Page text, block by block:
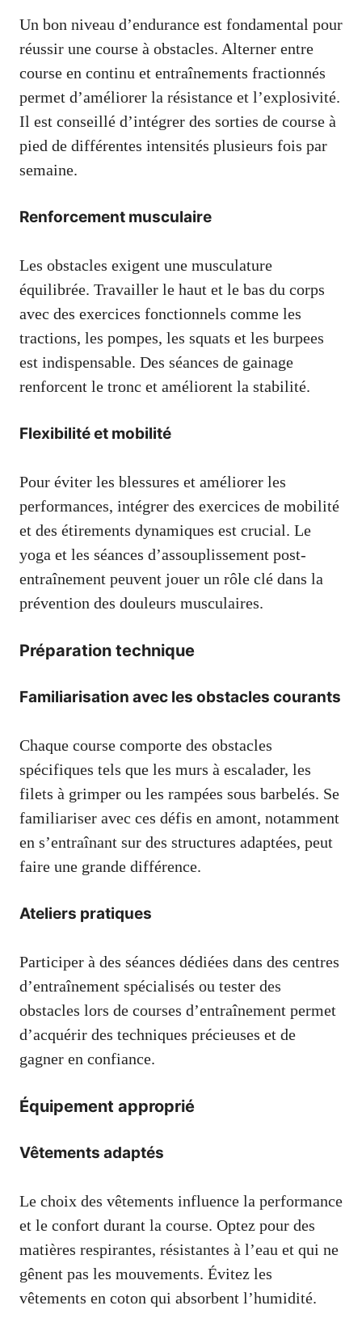
Un bon niveau d’endurance est fondamental pour
réussir une course à obstacles. Alterner entre
course en continu et entraînements fractionnés
permet d’améliorer la résistance et l’explosivité.
Il est conseillé d’intégrer des sorties de course à
pied de différentes intensités plusieurs fois par
semaine.
Renforcement musculaire
Les obstacles exigent une musculature
équilibrée. Travailler le haut et le bas du corps
avec des exercices fonctionnels comme les
tractions, les pompes, les squats et les burpees
est indispensable. Des séances de gainage
renforcent le tronc et améliorent la stabilité.
Flexibilité et mobilité
Pour éviter les blessures et améliorer les
performances, intégrer des exercices de mobilité
et des étirements dynamiques est crucial. Le
yoga et les séances d’assouplissement post-
entraînement peuvent jouer un rôle clé dans la
prévention des douleurs musculaires.
Préparation technique
Familiarisation avec les obstacles courants
Chaque course comporte des obstacles
spécifiques tels que les murs à escalader, les
filets à grimper ou les rampées sous barbelés. Se
familiariser avec ces défis en amont, notamment
en s’entraînant sur des structures adaptées, peut
faire une grande différence.
Ateliers pratiques
Participer à des séances dédiées dans des centres
d’entraînement spécialisés ou tester des
obstacles lors de courses d’entraînement permet
d’acquérir des techniques précieuses et de
gagner en confiance.
Équipement approprié
Vêtements adaptés
Le choix des vêtements influence la performance
et le confort durant la course. Optez pour des
matières respirantes, résistantes à l’eau et qui ne
gênent pas les mouvements. Évitez les
vêtements en coton qui absorbent l’humidité.